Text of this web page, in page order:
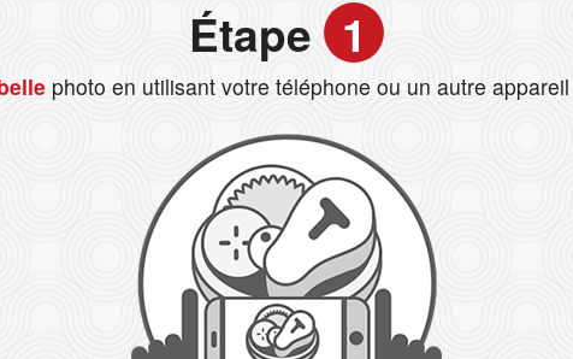
Étape 1
photo en utilisant votre téléphone ou un autre